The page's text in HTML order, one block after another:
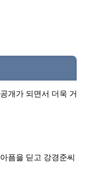
개가 되면서 더욱 거
픔을 딛고 강경준씨